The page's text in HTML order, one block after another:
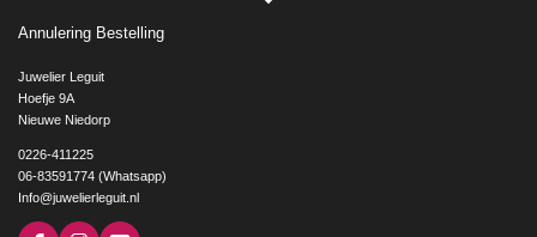
Annulering Bestelling
Juwelier Leguit
Hoefje 9A
Nieuwe Niedorp
0226-411225
06-83591774 (Whatsapp)
Info@juwelierleguit.nl